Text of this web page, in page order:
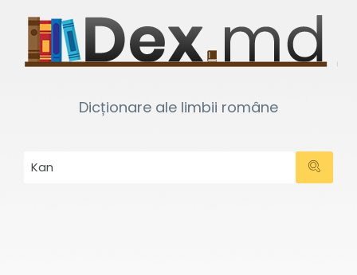
Dicționare ale limbii române